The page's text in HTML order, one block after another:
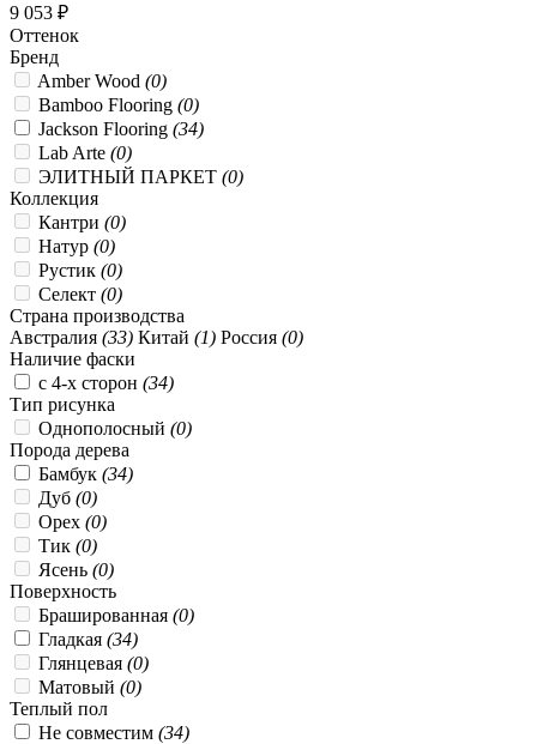
9 053 ₽
Оттенок
Бренд
Amber Wood (0)
Bamboo Flooring (0)
Jackson Flooring (34)
Lab Arte (0)
ЭЛИТНЫЙ ПАРКЕТ (0)
Коллекция
Кантри (0)
Натур (0)
Рустик (0)
Селект (0)
Страна производства
Австралия (33) Китай (1) Россия (0)
Наличие фаски
с 4-х сторон (34)
Тип рисунка
Однополосный (0)
Порода дерева
Бамбук (34)
Дуб (0)
Орех (0)
Тик (0)
Ясень (0)
Поверхность
Брашированная (0)
Гладкая (34)
Глянцевая (0)
Матовый (0)
Теплый пол
Не совместим (34)